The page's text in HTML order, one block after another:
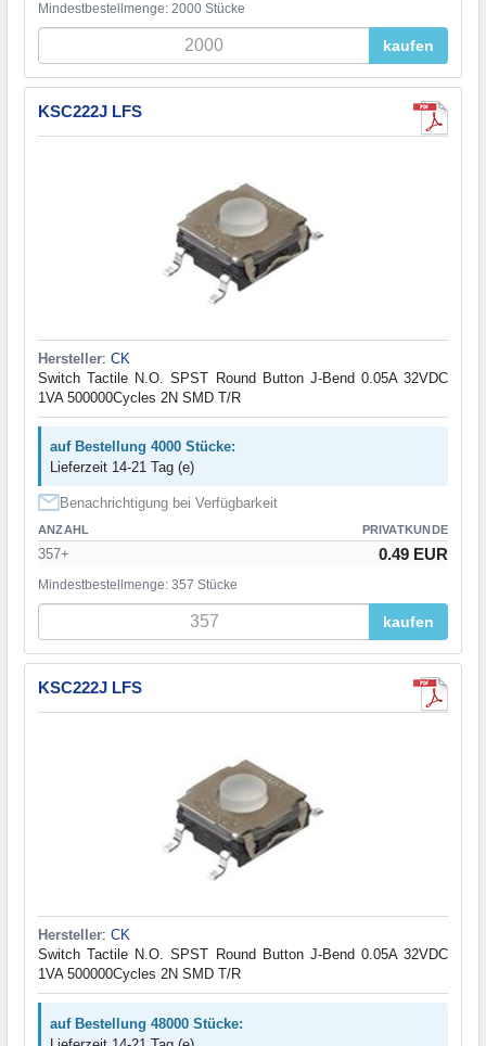
Mindestbestellmenge: 2000 Stücke
kaufen
KSC222J LFS
Hersteller: CK
Switch Tactile N.O. SPST Round Button J-Bend 0.05A 32VDC
1VA 500000Cycles 2N SMD T/R
auf Bestellung 4000 Stücke:
Lieferzeit 14-21 Tag (e)
Benachrichtigung bei Verfügbarkeit
ANZAHL PRIVATKUNDE
357+ 0.49 EUR
Mindestbestellmenge: 357 Stücke
kaufen
KSC222J LFS
Hersteller: CK
Switch Tactile N.O. SPST Round Button J-Bend 0.05A 32VDC
1VA 500000Cycles 2N SMD T/R
auf Bestellung 48000 Stücke: